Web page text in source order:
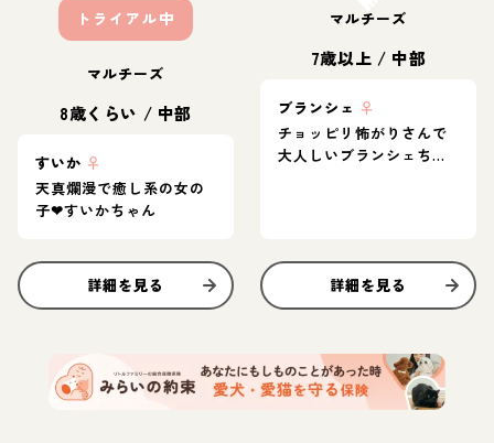
トライアル中
マルチーズ
8歳くらい / 中部
すいか ♀
天真爛漫で癒し系の女の
子❤︎すいかちゃん
詳細を見る
マルチーズ
7歳以上 / 中部
ブランシェ ♀
チョッピリ怖がりさんで
大人しいブランシェちゃ
詳細を見る